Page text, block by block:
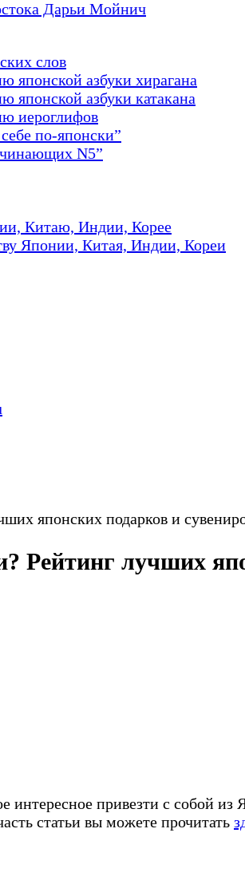
Дарьи Мойнич
слов
японской азбуки хирагана
японской азбуки катакана
иероглифов
по-японски”
N5”
Китаю, Индии, Корее
Японии, Китая, Индии, Кореи
японских подарков и
Рейтинг лучших
интересное привезти с собой
статьи вы можете прочитать